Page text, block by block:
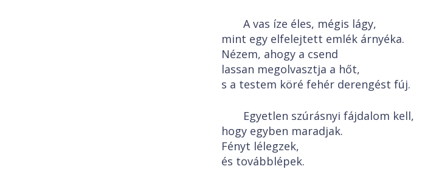
A vas íze éles, mégis lágy,
mint egy elfelejtett emlék árnyéka.
Nézem, ahogy a csend
lassan megolvasztja a hőt,
s a testem köré fehér derengést fúj.
Egyetlen szúrásnyi fájdalom kell,
hogy egyben maradjak.
Fényt lélegzek,
és továbblépek.